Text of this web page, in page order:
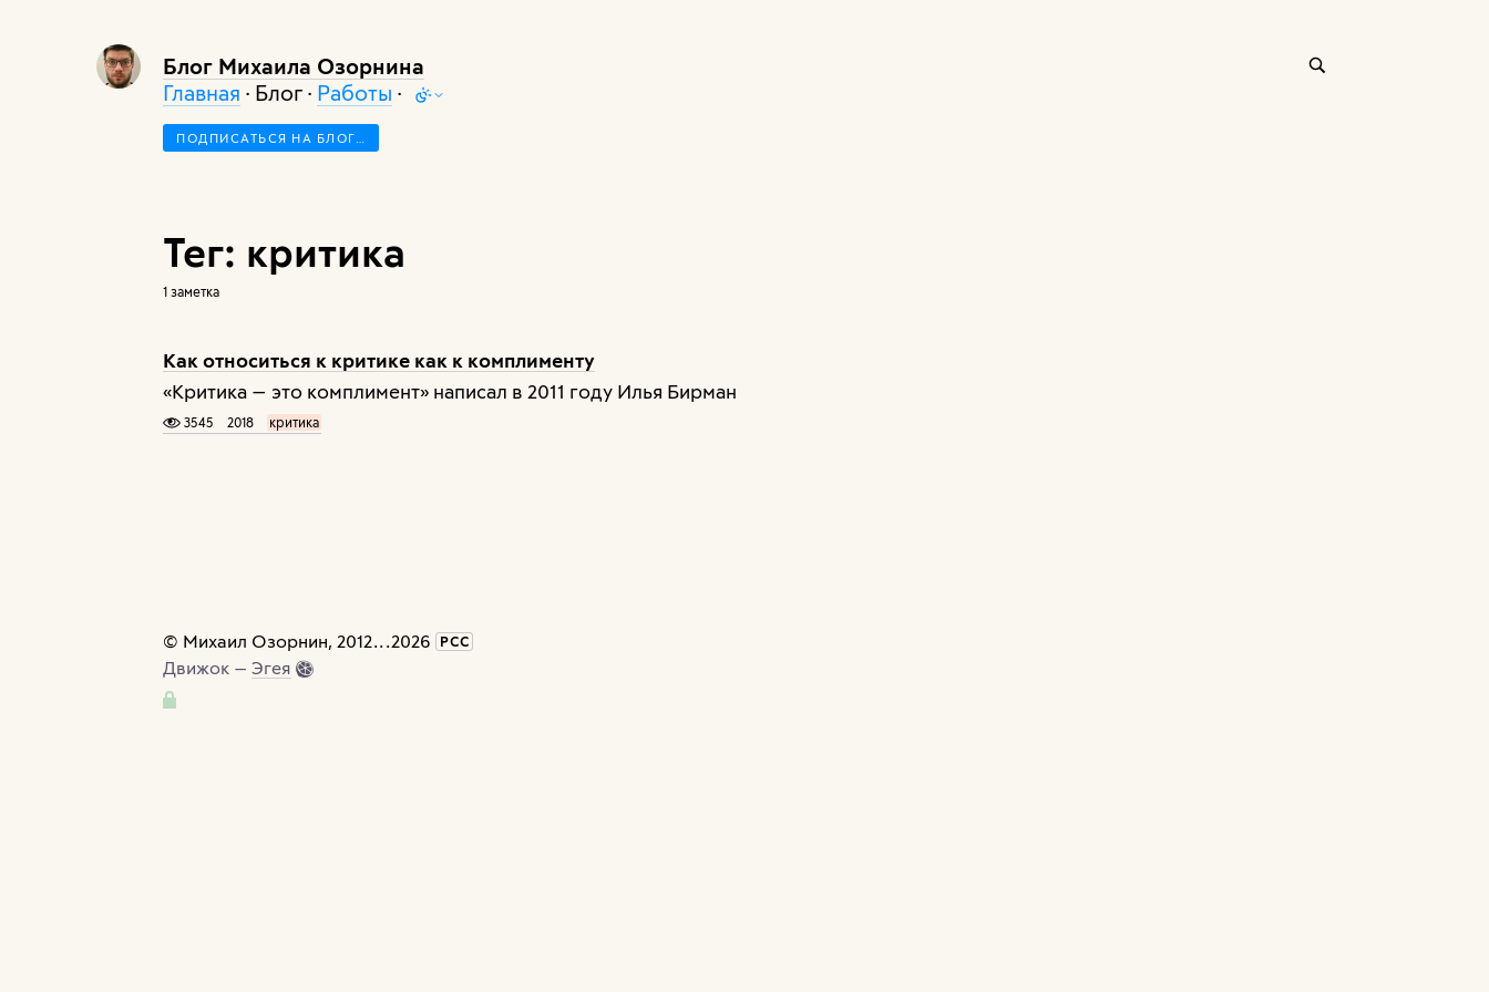
Блог Михаила Озорнина
Главная · Блог · Работы ·
ПОДПИСАТЬСЯ НА БЛОГ…
Тег: критика
1 заметка
Как относиться к критике как к комплименту
«Критика — это комплимент» написал в 2011 году Илья Бирман
3545 2018 критика
© Михаил Озорнин, 2012...2026 РСС
Движок —Эгея